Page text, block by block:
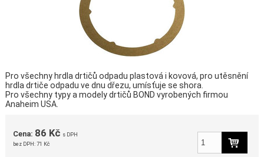
Pro všechny hrdla drtičů odpadu plastová i kovová, pro utěsnění
hrdla drtiče odpadu ve dnu dřezu, umísťuje se shora.
Pro všechny typy a modely drtičů BOND vyrobených firmou
Anaheim USA.
Cena: 86 Kč s DPH
bez DPH:71 Kč